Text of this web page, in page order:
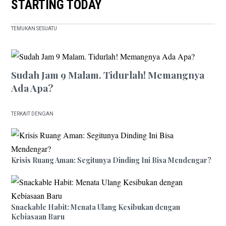
STARTING TODAY
TEMUKAN SESUATU
Sudah Jam 9 Malam. Tidurlah! Memangnya
Ada Apa?
TERKAIT DENGAN
Krisis Ruang Aman: Segitunya Dinding Ini Bisa Mendengar?
Snackable Habit: Menata Ulang Kesibukan dengan
Kebiasaan Baru